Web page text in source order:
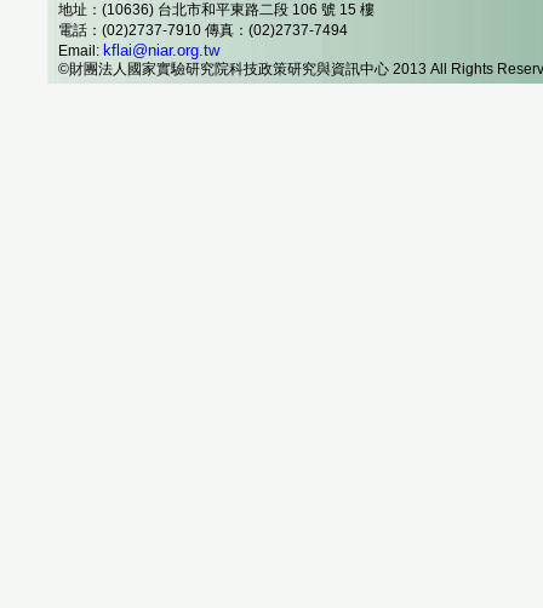
地址：(10636) 台北市和平東路二段 106 號 15 樓
電話：(02)2737-7910 傳真：(02)2737-7494
Email: kflai@niar.org.tw
©財團法人國家實驗研究院科技政策研究與資訊中心 2013 All Rights